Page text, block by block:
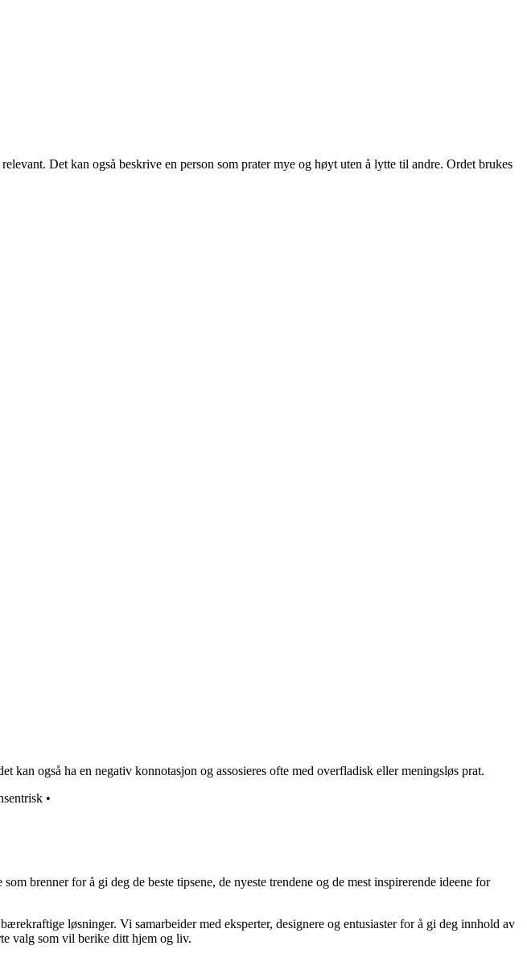
Det kan også beskrive en person som prater mye og høyt uten å lytte til andre. Ordet brukes
kan også ha en negativ konnotasjon og assosieres ofte med overfladisk eller meningsløs prat.
•
brenner for å gi deg de beste tipsene, de nyeste trendene og de mest inspirerende ideene for
løsninger. Vi samarbeider med eksperter, designere og entusiaster for å gi deg innhold av
valg som vil berike ditt hjem og liv.